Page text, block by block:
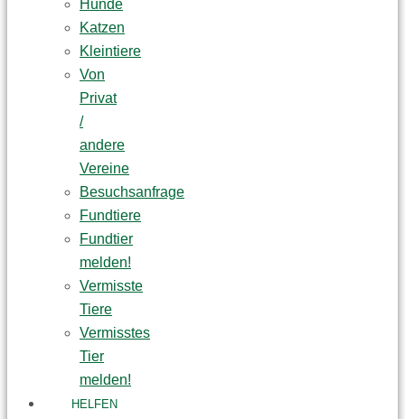
Hunde
Katzen
Kleintiere
Von
Privat
/
andere
Vereine
Besuchsanfrage
Fundtiere
Fundtier
melden!
Vermisste
Tiere
Vermisstes
Tier
melden!
HELFEN